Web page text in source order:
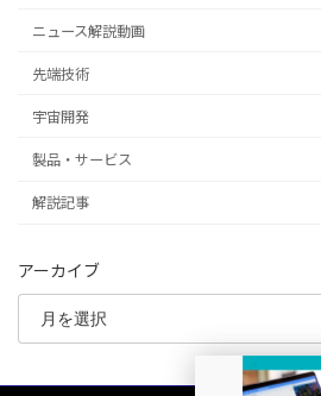
ニュース解説動画
先端技術
宇宙開発
製品・サービス
解説記事
アーカイブ